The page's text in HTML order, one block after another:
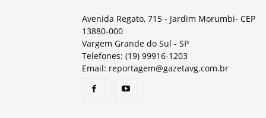
Avenida Regato, 715 - Jardim Morumbi- CEP
13880-000
Vargem Grande do Sul - SP
Telefones: (19) 99916-1203
Email: reportagem@gazetavg.com.br